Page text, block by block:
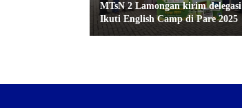
MTsN 2 Lamongan kirim delegasi
Ikuti English Camp di Pare 2025